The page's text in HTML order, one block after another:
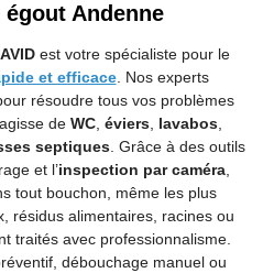
égout Andenne
est votre spécialiste pour le
et efficace. Nos experts
résoudre tous vos problèmes
de WC, éviers, lavabos,
septiques. Grâce à des outils
et l’inspection par caméra,
tout bouchon, même les plus
résidus alimentaires, racines ou
traités avec professionnalisme.
débouchage manuel ou